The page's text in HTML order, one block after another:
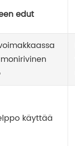
edut
käyttää